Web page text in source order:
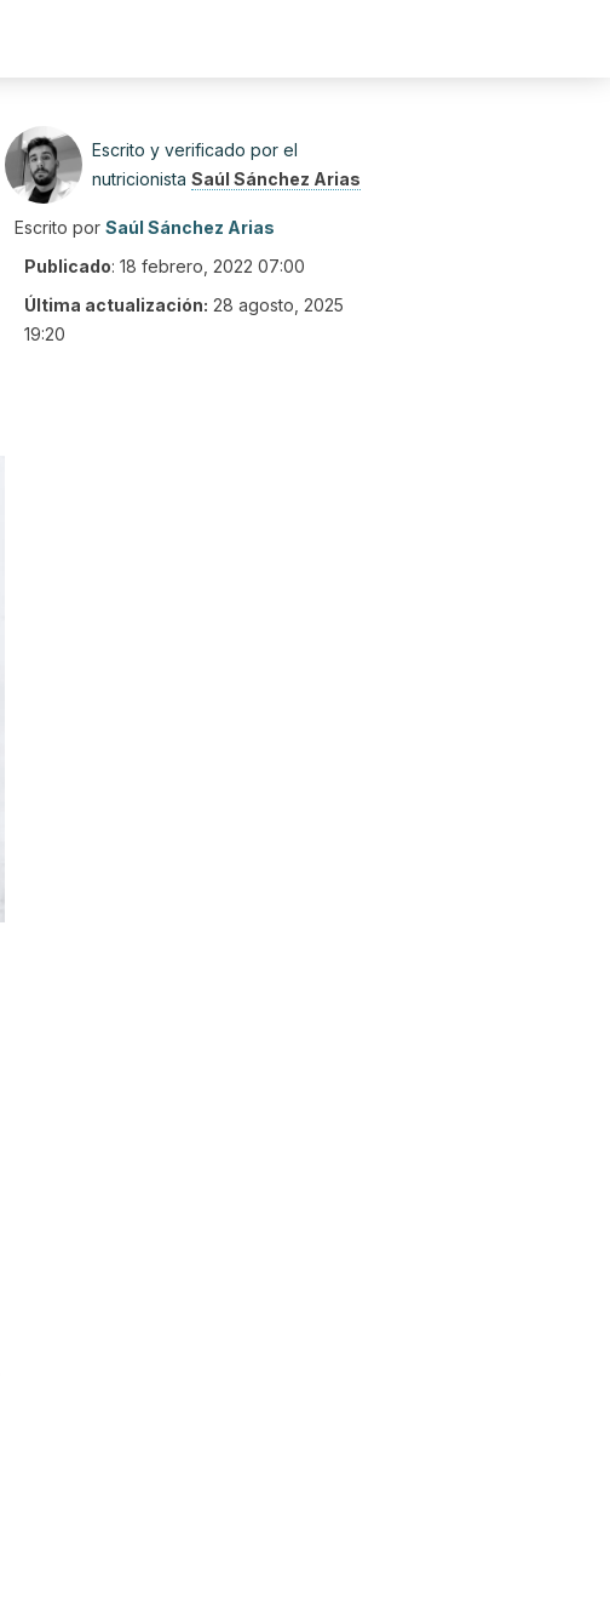
Escrito y verificado por el
nutricionista Saúl Sánchez Arias
Escrito por Saúl Sánchez Arias
Publicado: 18 febrero, 2022 07:00
Última actualización: 28 agosto, 2025
19:20